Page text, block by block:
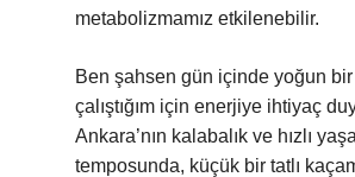
metabolizmamız etkilenebilir.
Ben şahsen gün içinde yoğun
çalıştığım için enerjiye ihtiyaç
Ankara’nın kalabalık ve hızlı
temposunda, küçük bir tatlı